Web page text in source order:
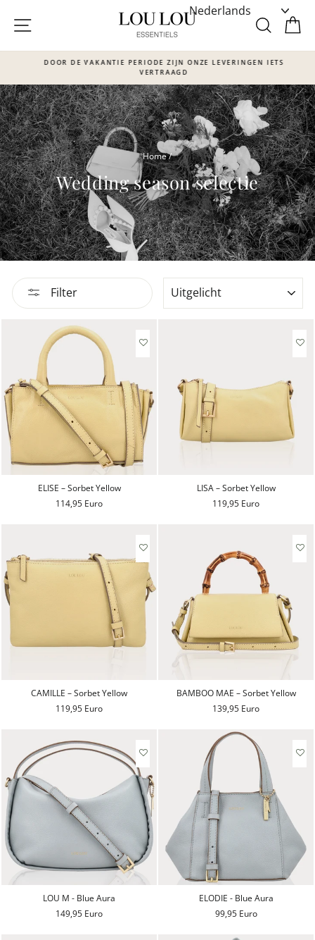
content
SITE NAVIGATIE
missing:
nl.sections.slideshow.pause_slideshow
DOOR DE VAKANTIE PERIODE ZIJN ONZE LEVERINGEN IETS
VERTRAAGD
Home/
Wedding season selectie
Filter
ELISE – Sorbet Yellow
114,95 Euro
LISA – Sorbet Yellow
119,95 Euro
CAMILLE – Sorbet Yellow
119,95 Euro
BAMBOO MAE – Sorbet Yellow
139,95 Euro
LOU M - Blue Aura
149,95 Euro
ELODIE - Blue Aura
99,95 Euro